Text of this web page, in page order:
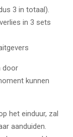
3 in totaal).
in 3 sets
door
kunnen
het einduur, zal
aanduiden.